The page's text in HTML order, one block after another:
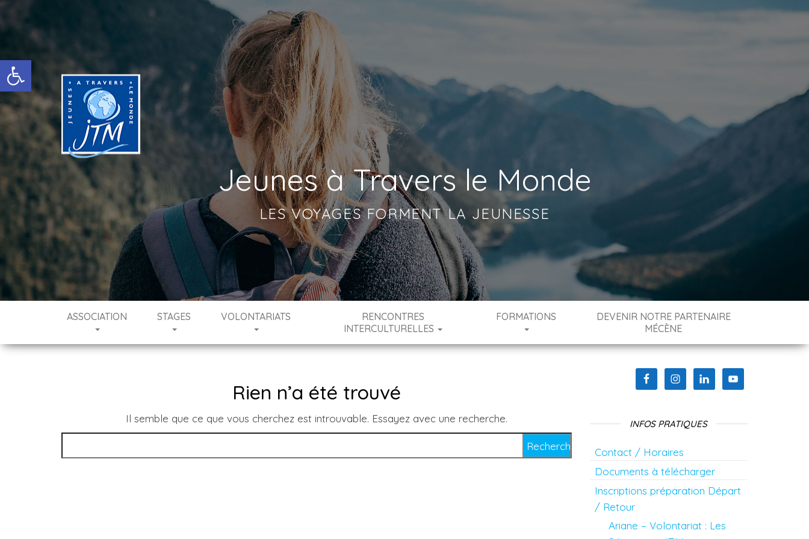
Ouvrir la barre d’outils
Jeunes à Travers le Monde
LES VOYAGES FORMENT LA JEUNESSE
ASSOCIATION STAGES VOLONTARIATS
RENCONTRES
INTERCULTURELLES
FORMATIONS
DEVENIR NOTRE PARTENAIRE
MÉCÈNE
Rien n’a été trouvé
Il semble que ce que vous cherchez est introuvable. Essayez avec une recherche.
INFOS PRATIQUES
Contact / Horaires
Documents à télécharger
Inscriptions préparation Départ
/ Retour
Ariane – Volontariat : Les